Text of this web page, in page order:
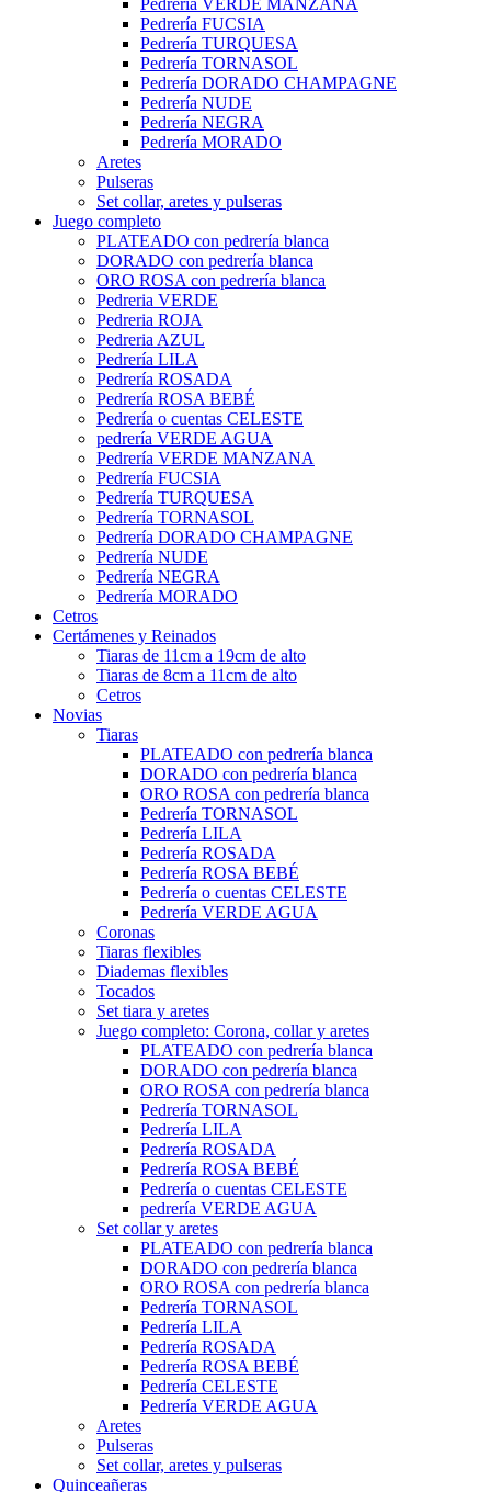
Pedrería VERDE MANZANA
Pedrería FUCSIA
Pedrería TURQUESA
Pedrería TORNASOL
Pedrería DORADO CHAMPAGNE
Pedrería NUDE
Pedrería NEGRA
Pedrería MORADO
Aretes
Pulseras
Set collar, aretes y pulseras
Juego completo
PLATEADO con pedrería blanca
DORADO con pedrería blanca
ORO ROSA con pedrería blanca
Pedreria VERDE
Pedreria ROJA
Pedreria AZUL
Pedrería LILA
Pedrería ROSADA
Pedrería ROSA BEBÉ
Pedrería o cuentas CELESTE
pedrería VERDE AGUA
Pedrería VERDE MANZANA
Pedrería FUCSIA
Pedrería TURQUESA
Pedrería TORNASOL
Pedrería DORADO CHAMPAGNE
Pedrería NUDE
Pedrería NEGRA
Pedrería MORADO
Cetros
Certámenes y Reinados
Tiaras de 11cm a 19cm de alto
Tiaras de 8cm a 11cm de alto
Cetros
Novias
Tiaras
PLATEADO con pedrería blanca
DORADO con pedrería blanca
ORO ROSA con pedrería blanca
Pedrería TORNASOL
Pedrería LILA
Pedrería ROSADA
Pedrería ROSA BEBÉ
Pedrería o cuentas CELESTE
Pedrería VERDE AGUA
Coronas
Tiaras flexibles
Diademas flexibles
Tocados
Set tiara y aretes
Juego completo: Corona, collar y aretes
PLATEADO con pedrería blanca
DORADO con pedrería blanca
ORO ROSA con pedrería blanca
Pedrería TORNASOL
Pedrería LILA
Pedrería ROSADA
Pedrería ROSA BEBÉ
Pedrería o cuentas CELESTE
pedrería VERDE AGUA
Set collar y aretes
PLATEADO con pedrería blanca
DORADO con pedrería blanca
ORO ROSA con pedrería blanca
Pedrería TORNASOL
Pedrería LILA
Pedrería ROSADA
Pedrería ROSA BEBÉ
Pedrería CELESTE
Pedrería VERDE AGUA
Aretes
Pulseras
Set collar, aretes y pulseras
Quinceañeras